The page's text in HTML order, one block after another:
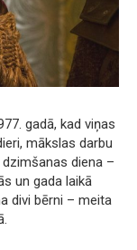
gadā, kad viņas
mākslas darbu
diena –
un gada laikā
divi bērni – meita